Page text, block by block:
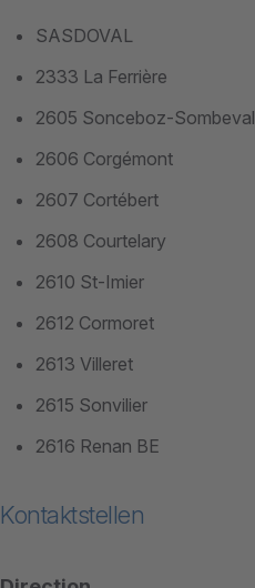
SASDOVAL
2333 La Ferrière
2605 Sonceboz-Sombeval
2606 Corgémont
2607 Cortébert
2608 Courtelary
2610 St-Imier
2612 Cormoret
2613 Villeret
2615 Sonvilier
2616 Renan BE
Kontaktstellen